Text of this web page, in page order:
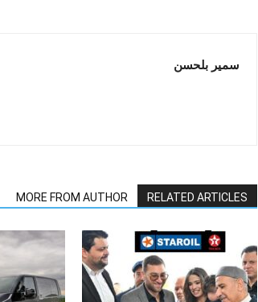
سمير بلحسن
RELATED ARTICLES
MORE FROM AUTHOR